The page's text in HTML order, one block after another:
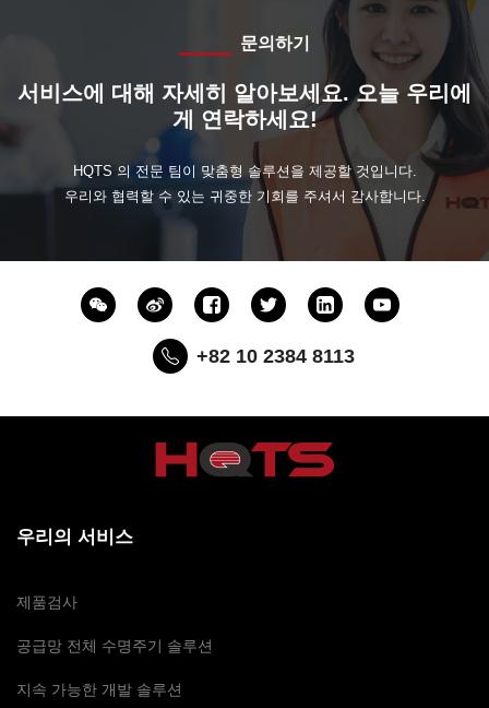
문의하기
서비스에 대해 자세히 알아보세요. 오늘 우리에
게 연락하세요!
HQTS 의 전문 팀이 맞춤형 솔루션을 제공할 것입니다.
우리와 협력할 수 있는 귀중한 기회를 주셔서 감사합니다.
+82 10 2384 8113
우리의 서비스
제품검사
공급망 전체 수명주기 솔루션
지속 가능한 개발 솔루션